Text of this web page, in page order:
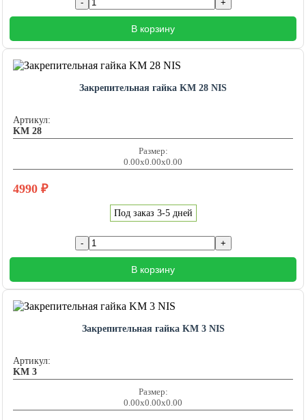
В корзину
Закрепительная гайка KM 28 NIS
Артикул:
KM 28
Размер:
0.00x0.00x0.00
4990 ₽
Под заказ 3-5 дней
В корзину
Закрепительная гайка KM 3 NIS
Артикул:
KM 3
Размер:
0.00x0.00x0.00